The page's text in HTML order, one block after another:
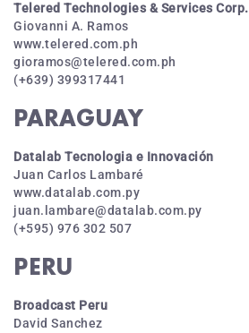
Telered Technologies & Services Corp.
Giovanni A. Ramos
www.telered.com.ph
gioramos@telered.com.ph
(+639) 399317441
PARAGUAY
Datalab Tecnologia e Innovación
Juan Carlos Lambaré
www.datalab.com.py
juan.lambare@datalab.com.py
(+595) 976 302 507
PERU
Broadcast Peru
David Sanchez